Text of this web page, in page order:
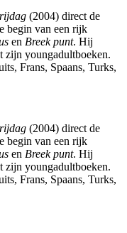
(2004) direct de
begin van een rijk
en Breek punt. Hij
zijn youngadultboeken.
Frans, Spaans, Turks,
(2004) direct de
begin van een rijk
en Breek punt. Hij
zijn youngadultboeken.
Frans, Spaans, Turks,